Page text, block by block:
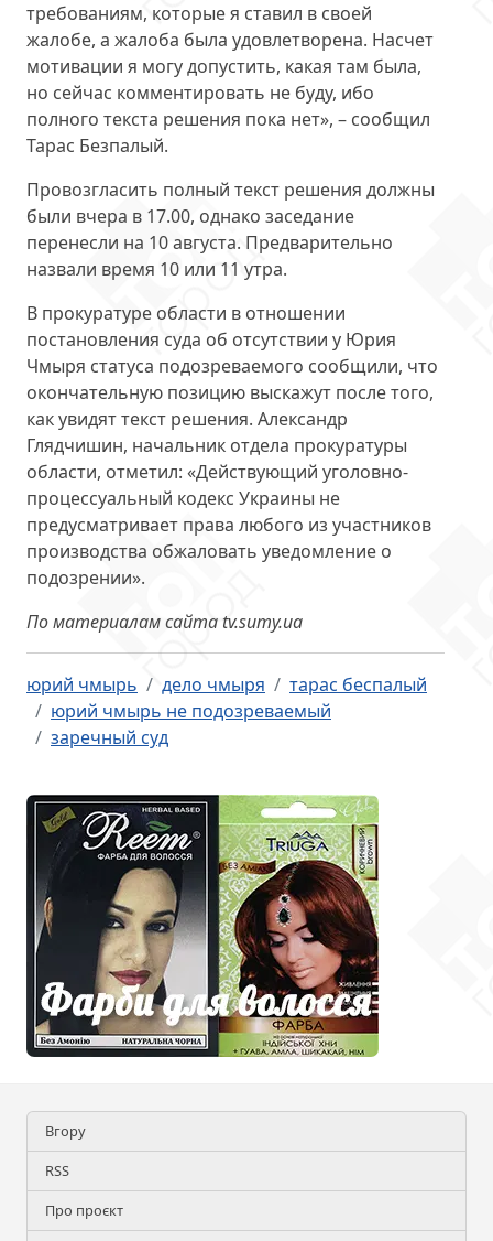
требованиям, которые я ставил в своей
жалобе, а жалоба была удовлетворена. Насчет
мотивации я могу допустить, какая там была,
но сейчас комментировать не буду, ибо
полного текста решения пока нет», – сообщил
Тарас Безпалый.
Провозгласить полный текст решения должны
были вчера в 17.00, однако заседание
перенесли на 10 августа. Предварительно
назвали время 10 или 11 утра.
В прокуратуре области в отношении
постановления суда об отсутствии у Юрия
Чмыря статуса подозреваемого сообщили, что
окончательную позицию выскажут после того,
как увидят текст решения. Александр
Глядчишин, начальник отдела прокуратуры
области, отметил: «Действующий уголовно-
процессуальный кодекс Украины не
предусматривает права любого из участников
производства обжаловать уведомление о
подозрении».
По материалам сайта tv.sumy.ua
юрий чмырь дело чмыря
тарас беспалый
юрий чмырь не подозреваемый
заречный суд
Вгору
RSS
Про проєкт